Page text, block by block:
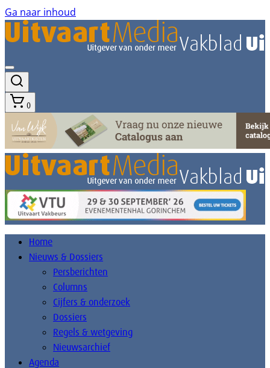
Ga naar inhoud
0
Home
Nieuws & Dossiers
Persberichten
Columns
Cijfers & onderzoek
Dossiers
Regels & wetgeving
Nieuwsarchief
Agenda